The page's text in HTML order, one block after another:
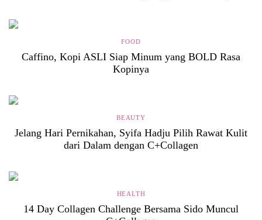
FOOD
Caffino, Kopi ASLI Siap Minum yang BOLD Rasa
Kopinya
BEAUTY
Jelang Hari Pernikahan, Syifa Hadju Pilih Rawat Kulit
dari Dalam dengan C+Collagen
HEALTH
14 Day Collagen Challenge Bersama Sido Muncul